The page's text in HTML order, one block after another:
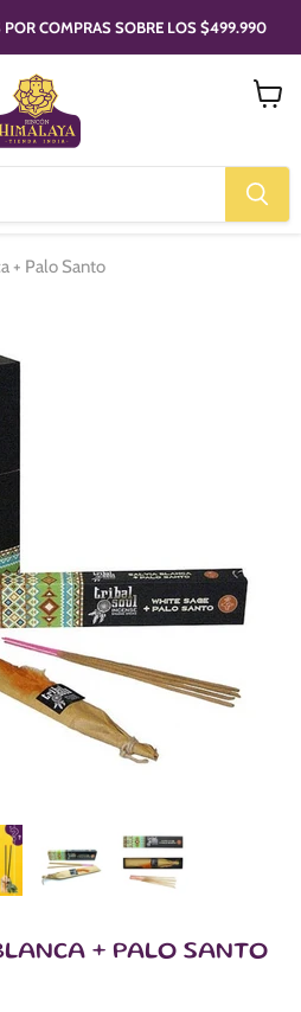
POR COMPRAS SOBRE LOS $499.990
+ Palo Santo
+ PALO SANTO